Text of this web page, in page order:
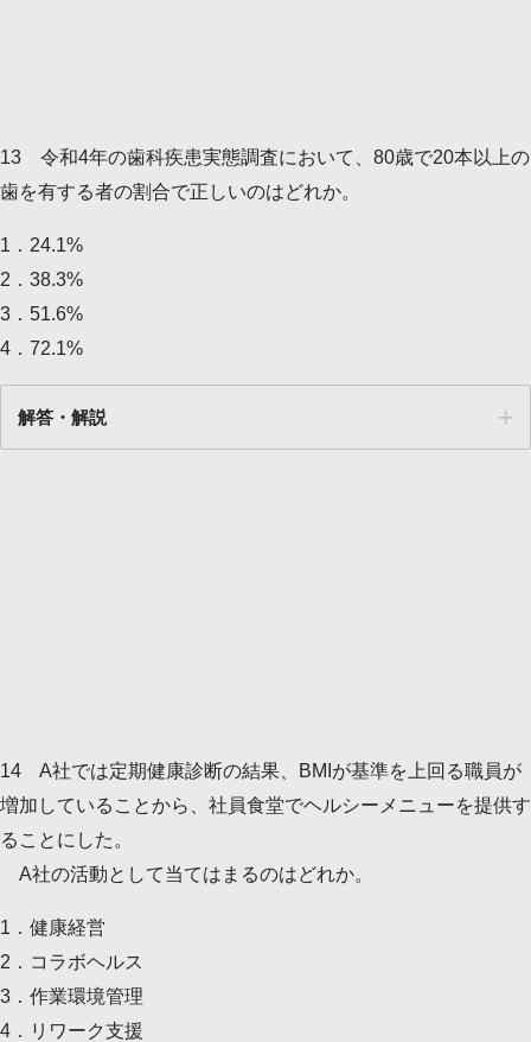
感染症発生動向調査について
13 令和4年の歯科疾患実態調査において、80歳で20本以上の
歯を有する者の割合で正しいのはどれか。
1．24.1%
2．38.3%
3．51.6%
4．72.1%
解答・解説
14 A社では定期健康診断の結果、BMIが基準を上回る職員が
増加していることから、社員食堂でヘルシーメニューを提供す
ることにした。
A社の活動として当てはまるのはどれか。
1．健康経営
2．コラボヘルス
3．作業環境管理
4．リワーク支援